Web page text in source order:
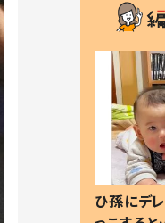
ひ孫にデ